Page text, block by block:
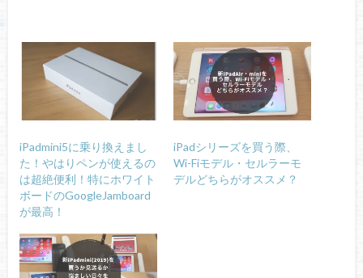
iPadmini5に乗り換えまし
た！やはりペンが使えるの
は超絶便利！特にホワイト
ボードのGoogleJamboard
が最高！
iPadシリーズを買う際、
Wi-Fiモデル・セルラーモ
デルどちらがオススメ？